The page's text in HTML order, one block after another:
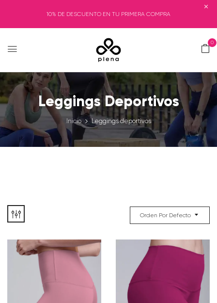
10% DE DESCUENTO EN TU PRIMERA COMPRA
0
Leggings Deportivos
Inicio Leggings deportivos
Orden Por Defecto